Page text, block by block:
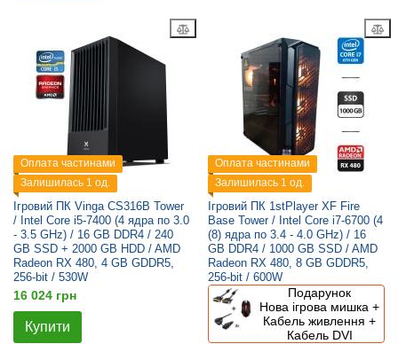
Оплата частинами
Залишилась 1 од.
Ігровий ПК Vinga CS316B Tower
/ Intel Core i5-7400 (4 ядра по 3.0
- 3.5 GHz) / 16 GB DDR4 / 240
GB SSD + 2000 GB HDD / AMD
Radeon RX 480, 4 GB GDDR5,
256-bit / 530W
16 024 грн
Купити
Оплата частинами
Залишилась 1 од.
Ігровий ПК 1stPlayer XF Fire
Base Tower / Intel Core i7-6700 (4
(8) ядра по 3.4 - 4.0 GHz) / 16
GB DDR4 / 1000 GB SSD / AMD
Radeon RX 480, 8 GB GDDR5,
256-bit / 600W
Подарунок
Нова ігрова мишка +
Кабель живлення +
Кабель DVI